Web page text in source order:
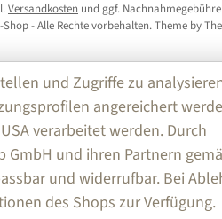
Versandkosten und ggf.
- Alle Rechte vorbehalten. Theme by
und Zugriffe zu
angereichert
verarbeitet werden. Durch
und ihren Partnern
und widerrufbar. Bei
des Shops zur Verfügung.